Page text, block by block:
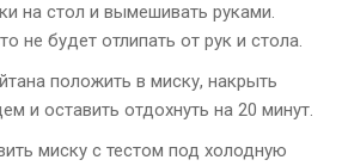
на стол и вымешивать руками.
не будет отлипать от рук и стола.
положить в миску, накрыть
и оставить отдохнуть на 20 минут.
миску с тестом под холодную